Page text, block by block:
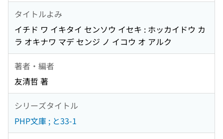
タイトルよみ
イチド ワ イキタイ センソウ イセキ : ホッカイドウ カ
ラ オキナワ マデ センジ ノ イコウ オ アルク
著者・編者
友清哲 著
シリーズタイトル
PHP文庫 ; と33-1